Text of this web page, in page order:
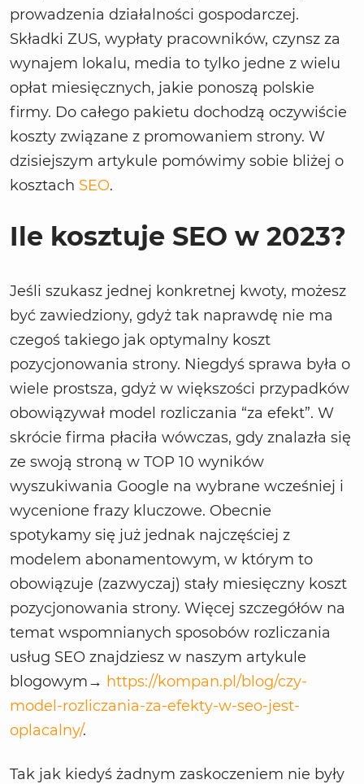
prowadzenia działalności gospodarczej.
Składki ZUS, wypłaty pracowników, czynsz za
wynajem lokalu, media to tylko jedne z wielu
opłat miesięcznych, jakie ponoszą polskie
firmy. Do całego pakietu dochodzą oczywiście
koszty związane z promowaniem strony. W
dzisiejszym artykule pomówimy sobie bliżej o
kosztach SEO.
Ile kosztuje SEO w 2023?
Jeśli szukasz jednej konkretnej kwoty, możesz
być zawiedziony, gdyż tak naprawdę nie ma
czegoś takiego jak optymalny koszt
pozycjonowania strony. Niegdyś sprawa była o
wiele prostsza, gdyż w większości przypadków
obowiązywał model rozliczania “za efekt”. W
skrócie firma płaciła wówczas, gdy znalazła się
ze swoją stroną w TOP 10 wyników
wyszukiwania Google na wybrane wcześniej i
wycenione frazy kluczowe. Obecnie
spotykamy się już jednak najczęściej z
modelem abonamentowym, w którym to
obowiązuje (zazwyczaj) stały miesięczny koszt
pozycjonowania strony. Więcej szczegółów na
temat wspomnianych sposobów rozliczania
usług SEO znajdziesz w naszym artykule
blogowym→ https://kompan.pl/blog/czy-
model-rozliczania-za-efekty-w-seo-jest-
oplacalny/.
Tak jak kiedyś żadnym zaskoczeniem nie były